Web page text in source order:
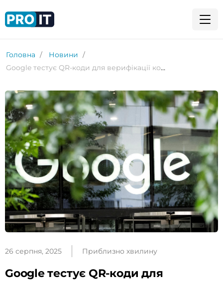
Головна
Новини
Google тестує QR-коди для верифікації контактів у повідомленнях
26 серпня, 2025 Приблизно хвилину
Google тестує QR-коди для